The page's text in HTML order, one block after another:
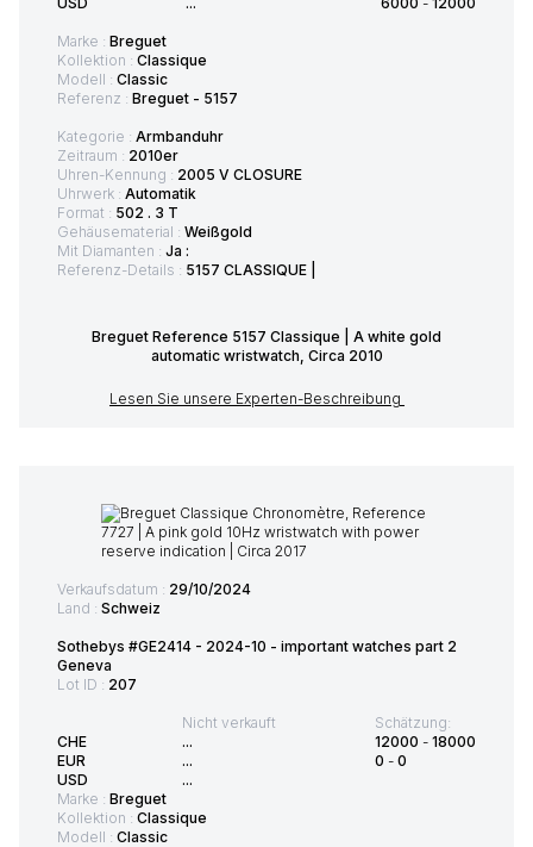
Marke : Breguet
Kollektion : Classique
Modell : Classic
Referenz : Breguet - 5157
Kategorie : Armbanduhr
Zeitraum : 2010er
Uhren-Kennung : 2005 V CLOSURE
Uhrwerk : Automatik
Format : 502 . 3 T
Gehäusematerial : Weißgold
Mit Diamanten : Ja :
Referenz-Details : 5157 CLASSIQUE |
Breguet Reference 5157 Classique | A white gold
automatic wristwatch, Circa 2010
Lesen Sie unsere Experten-Beschreibung
Verkaufsdatum : 29/10/2024
Land : Schweiz
Sothebys #GE2414 - 2024-10 - important watches part 2
Geneva
Lot ID : 207
CHE
EUR
USD
Nicht verkauft
...
...
...
Schätzung:
12000 - 18000
0 - 0
Marke : Breguet
Kollektion : Classique
Modell : Classic